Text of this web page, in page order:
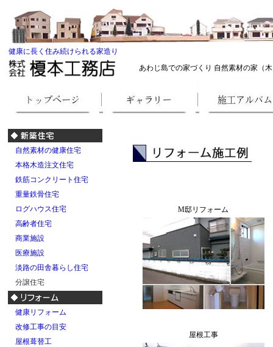
健康に長く住み続けられる家造り
あわじ島での家づくり 自然素材の家（木
自然素材の健康住宅
本格木造注文住宅
鉄筋コンクリート住宅
重量鉄骨住宅
ログハウス住宅
高齢者住宅
商業施設
医療施設
淡路の田舎暮らし住宅
分譲住宅
健康リフォーム
改修工事の目安
屋根葺替工
M邸リフォーム
屋根工事